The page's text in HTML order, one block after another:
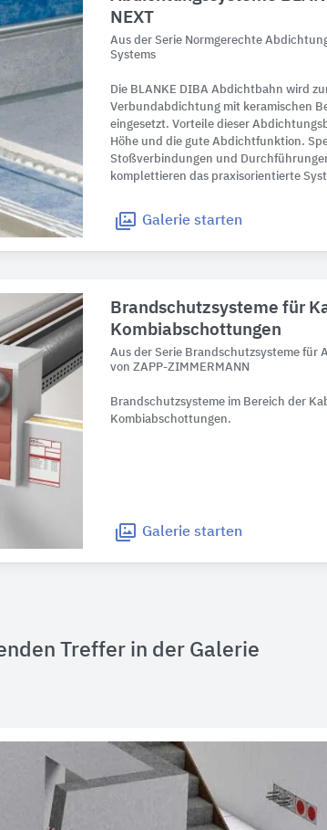
NEXT
Aus der Serie Normgerechte
Systems
Die BLANKE DIBA Abdichtbahn wird
Verbundabdichtung mit keramischen
eingesetzt. Vorteile dieser
Höhe und die gute Abdichtfunktion.
Stoßverbindungen und
komplettieren das praxisorientierte
Galerie starten
Brandschutzsysteme für
Kombiabschottungen
Aus der Serie Brandschutzsysteme für
von ZAPP-ZIMMERMANN
Brandschutzsysteme im Bereich der
Kombiabschottungen.
Galerie starten
Treffer in der Galerie